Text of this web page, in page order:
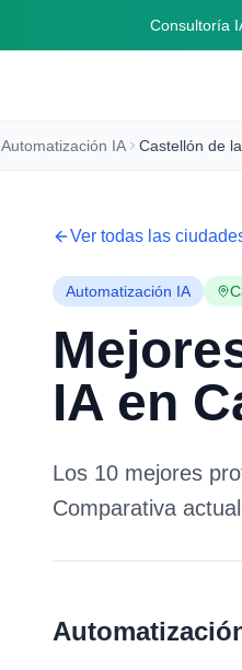
Consultoría
Automatización IA Castellón de
Ver todas las
Automatización IA
IA en
Los 10 mejores
Comparativa